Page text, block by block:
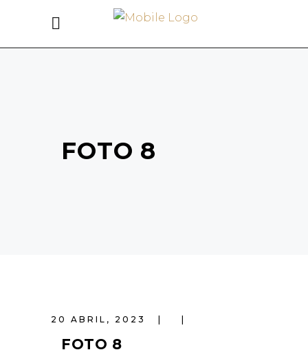
FOTO 8
20 ABRIL, 2023
FOTO 8